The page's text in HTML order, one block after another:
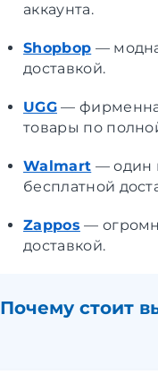
аккаунта.
Shopbop —
доставкой.
UGG—
товары по
Walmart — один
бесплатной
Zappos —
доставкой.
Почему стоит